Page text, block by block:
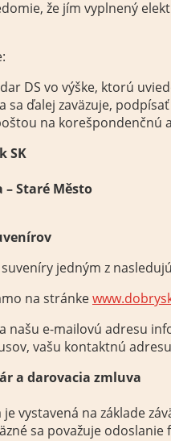
že jím vyplnený
DS vo výške, ktorú
sa ďalej zaväzuje,
na korešpondenčnú
SK
– Staré Město
jedným z
na stránke
e-mailovú adresu
vašu kontaktnú
a darovacia zmluva
je vystavená na základe
sa považuje